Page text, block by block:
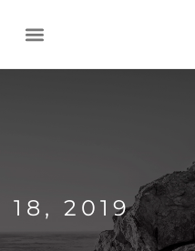
18, 2019